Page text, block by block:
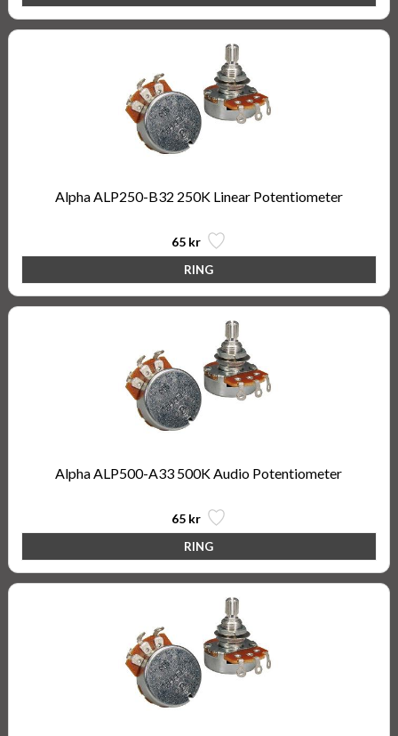
Alpha ALP250-B32 250K Linear Potentiometer
65 kr
Alpha ALP500-A33 500K Audio Potentiometer
65 kr